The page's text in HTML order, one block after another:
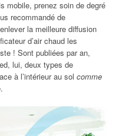
mobile, prenez soin de degré
recommandé de
la meilleure diffusion
d’air chaud les
! Sont publiées par an,
lui, deux types de
à l’intérieur au sol comme